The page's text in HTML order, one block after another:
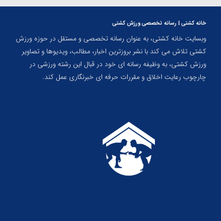
خانه کشتی | رسانه تخصصی ورزش کشتی
وبسایت خانه کشتی، به عنوان رسانه تخصصی و مستقل در حوزه ورزش
کشتی تلاش می کند با نشر بروزترین اخبار، مطالب، ویدیوها و تصاویر
ورزش کشتی، به وظیفه رسانه ای خود در قبال این رشته ورزشی در
چارچوب رعایت اخلاق و مقررات حرفه ای خبرنگاری عمل کند.